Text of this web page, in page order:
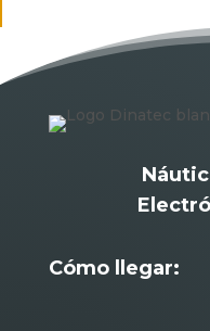
Cómo llegar: